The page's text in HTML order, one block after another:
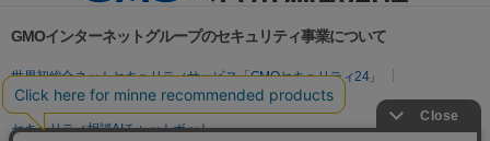
GMOインターネットグループのセキュリティ事業について
世界初総合ネットセキュリティサービス「GMOセキュリティ24」
パスワード漏洩診断
Webサイトリスク診断
セキュリティ相談AIチャットボット